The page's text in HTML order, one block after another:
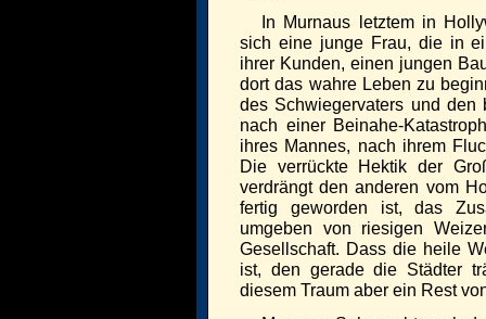
In Murnaus letztem in
sich eine junge Frau, die in
ihrer Kunden, einen jungen
dort das wahre Leben zu
des Schwiegervaters und den
nach einer Beinahe-
ihres Mannes, nach ihrem
Die verrückte Hektik der
verdrängt den anderen vom
fertig geworden ist, das
umgeben von riesigen
Gesellschaft. Dass die heile
ist, den gerade die Städter
diesem Traum aber ein Rest